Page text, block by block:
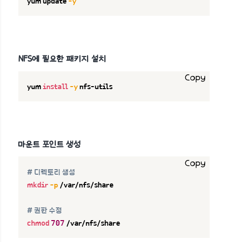
NFS에 필요한 패키지 설치
yum install -y nfs-utils
Copy
마운트 포인트 생성
# 디렉토리 생성
mkdir -p /var/nfs/share
# 권한 수정
chmod 707 /var/nfs/share
Copy